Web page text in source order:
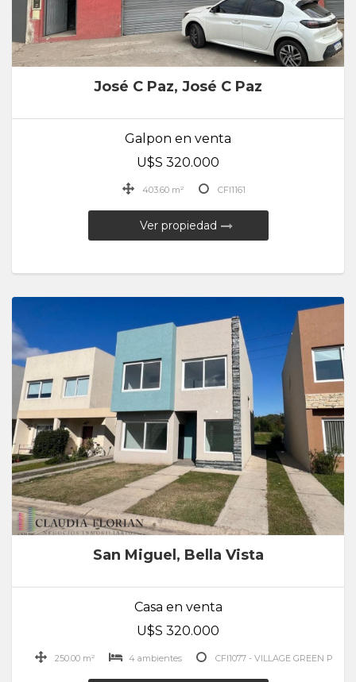
José C Paz, José C Paz
Galpon en venta
U$S 320.000
403.60 m² CFI1161
Ver propiedad
San Miguel, Bella Vista
Casa en venta
U$S 320.000
250.00 m² 4 ambientes CFI1077 - VILLAGE GREEN P